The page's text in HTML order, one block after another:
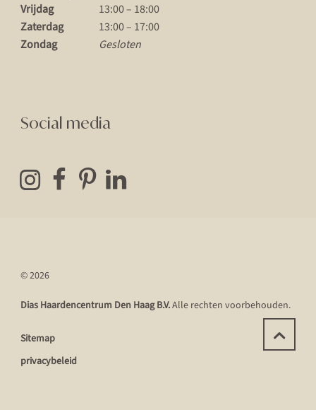
Vrijdag
13:00 – 18:00
Zaterdag
13:00 – 17:00
Zondag
Gesloten
Social media
© 2026
Dias Haardencentrum Den Haag B.V.Alle rechten voorbehouden.
Sitemap
privacybeleid